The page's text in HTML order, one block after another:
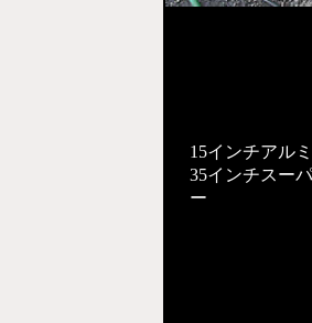
15インチアル
35インチスー
ー